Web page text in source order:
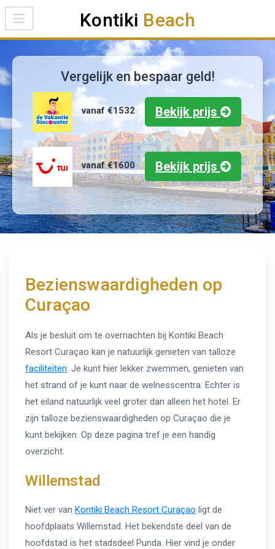
Kontiki Beach
Vergelijk en bespaar geld!
vanaf €1532 Bekijk prijs
vanaf €1600 Bekijk prijs
Bezienswaardigheden op
Curaçao
Als je besluit om te overnachten bij Kontiki Beach
Resort Curaçao kan je natuurlijk genieten van talloze
faciliteiten. Je kunt hier lekker zwemmen, genieten van
het strand of je kunt naar de welnesscentra. Echter is
het eiland natuurlijk veel groter dan alleen het hotel. Er
zijn talloze bezienswaardigheden op Curaçao die je
kunt bekijken. Op deze pagina tref je een handig
overzicht.
Willemstad
Niet ver van Kontiki Beach Resort Curaçao ligt de
hoofdplaats Willemstad. Het bekendste deel van de
hoofdstad is het stadsdeel Punda. Hier vind je onder